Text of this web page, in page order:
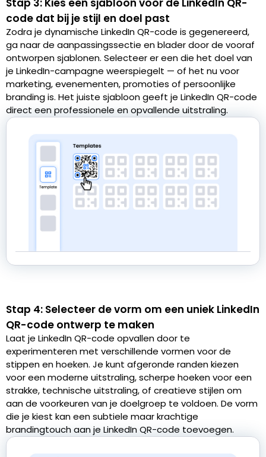
code dat bij je stijl en doel past
Zodra je dynamische LinkedIn QR-code is gegenereerd,
ga naar de aanpassingssectie en blader door de vooraf
ontworpen sjablonen. Selecteer er een die het doel van
je LinkedIn-campagne weerspiegelt — of het nu voor
marketing, evenementen, promoties of persoonlijke
branding is. Het juiste sjabloon geeft je LinkedIn QR-code
direct een professionele en opvallende uitstraling.
Stap 4: Selecteer de vorm om een uniek LinkedIn
QR-code ontwerp te maken
Laat je LinkedIn QR-code opvallen door te
experimenteren met verschillende vormen voor de
stippen en hoeken. Je kunt afgeronde randen kiezen
voor een moderne uitstraling, scherpe hoeken voor een
strakke, technische uitstraling, of creatieve stijlen om
aan de voorkeuren van je doelgroep te voldoen. De vorm
die je kiest kan een subtiele maar krachtige
brandingtouch aan je LinkedIn QR-code toevoegen.